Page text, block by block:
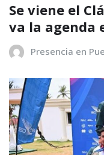
Se viene el
va la agenda
Presencia en